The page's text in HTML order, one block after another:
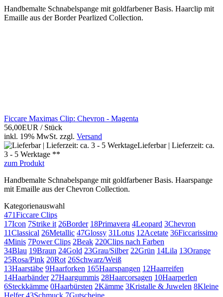
Handbemalte Schnabelspange mit goldfarbener Basis. Haarclip mit
Emaille aus der Border Pearlized Collection.
Ficcare Maximas Clip: Chevron - Magenta
56,00EUR / Stück
inkl. 19% MwSt. zzgl. Versand
Lieferbar | Lieferzeit: ca.
3 - 5 Werktage **
zum Produkt
Handbemalte Schnabelspange mit goldfarbener Basis. Haarspange
mit Emaille aus der Chevron Collection.
Kategorienauswahl
471Ficcare Clips
17Icon 7Strike it 26Border 18Primavera 4Leopard 3Chevron
11Classical 26Metallic 47Glossy 31Lotus 12Acetate 36Ficcarissimo
4Minis 7Power Clips 2Beak 220Clips nach Farben
34Blau 19Braun 24Gold 23Grau/Silber 22Grün 14Lila 13Orange
25Rosa/Pink 20Rot 26Schwarz/Weiß
13Haarstäbe 9Haarforken 165Haarspangen 12Haarreifen
14Haarbänder 27Haargummis 28Haarcorsagen 10Haarperlen
6Steckkämme 0Haarbürsten 2Kämme 3Kristalle & Juwelen 8Kleine
Helfer 43Schmuck 7Gutscheine